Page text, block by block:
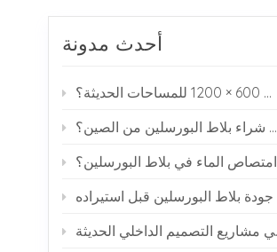
أحدث مدونة
كيف يمكنك شراء بلاط البورسلين من الصين؟
ماذا يعني امتصاص الماء في بلاط البورسلين؟
كيفية فحص جودة بلاط البورسلين قبل استيراده
بلاط البورسلين ذو مظهر الرخام: لماذا يحظى بشعبية في مشاريع التصميم الداخلي الحديثة